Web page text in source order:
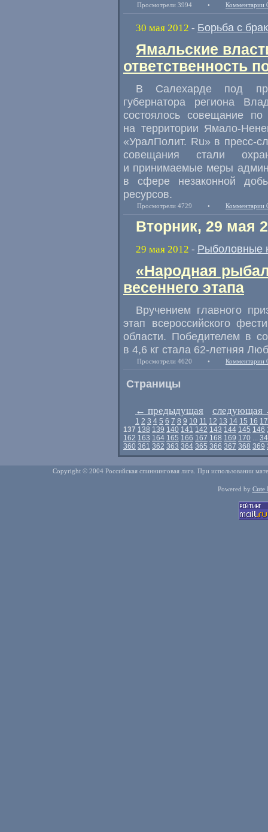
Просмотрели 3994 • Комментарии
30 мая 2012 - Борьба с
Ямальские
ответственность
В Салехарде под
губернатора региона
состоялось совещание
на территории Ямало-
«УралПолит. Ru» в пресс-
совещания стали
и принимаемые меры
в сфере незаконной
ресурсов.
Просмотрели 4729 • Комментарии
Вторник, 29 мая
29 мая 2012 - Рыболовные
«Народная
весеннего этапа
Вручением главного
этап всероссийского
области. Победителем в
в 4,6 кг стала 62-летняя
Просмотрели 4620 • Комментарии
Страницы
← предыдущая следующая
1 2 3 4 5 6 7 8 9 10 11 12 13 14 15 16 17
137 138 139 140 141 142 143 144 145 146
162 163 164 165 166 167 168 169 170
360 361 362 363 364 365 366 367 368 369
Copyright © 2004 Российская спиннинговая лига. При использовании
Powered by Cute